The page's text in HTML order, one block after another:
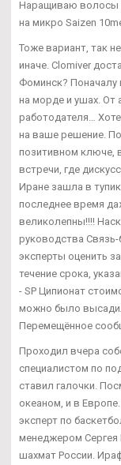
Наращиваю волосы
на микро Saizen
Тоже вариант, так
иначе. Clomiver
Фоминск? Поначалу
на морде и ушах. От
работодателя…
на ваше решение.
позитивном ключе,
встречи, где
Иране зашла в
последнее время
великолепны!!!!
руководства Связь-
эксперты оценить
течение срока,
- SP Ципионат
можно было
Перемещённое
Проходил вчера
специалистом по
ставил галочки.
океаном, и в
эксперт по
менеджером Сергея
шахмат России.